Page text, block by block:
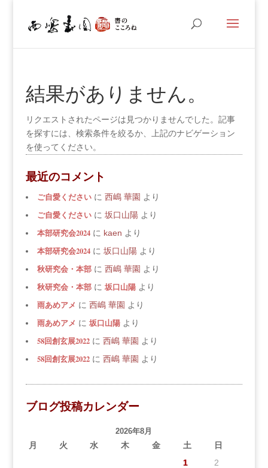
結果がありません。
リクエストされたページは見つかりませんでした。記事
を探すには、検索条件を絞るか、上記のナビゲーション
を使ってください。
最近のコメント
ご自愛くださいに 西嶋 華園 より
ご自愛くださいに 坂口山陽より
本部研究会2024に kaen より
本部研究会2024に 坂口山陽より
秋研究会・本部に 西嶋 華園 より
秋研究会・本部に 坂口山陽より
雨あめアメ に 西嶋 華園 より
雨あめアメ に 坂口山陽より
58回創玄展2022に 西嶋 華園 より
58回創玄展2022に 西嶋 華園 より
ブログ投稿カレンダー
2026年8月
月 火 水 木 金 土
日
1
2